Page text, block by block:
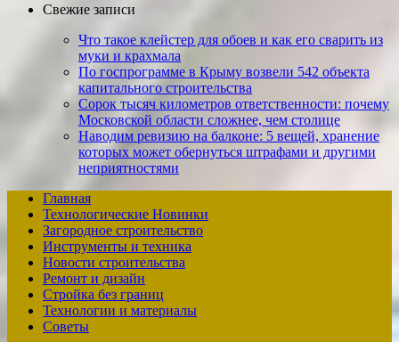
Свежие записи
Что такое клейстер для обоев и как его сварить из
муки и крахмала
По госпрограмме в Крыму возвели 542 объекта
капитального строительства
Сорок тысяч километров ответственности: почему
Московской области сложнее, чем столице
Наводим ревизию на балконе: 5 вещей, хранение
которых может обернуться штрафами и другими
неприятностями
Главная
Технологические Новинки
Загородное строительство
Инструменты и техника
Новости строительства
Ремонт и дизайн
Стройка без границ
Технологии и материалы
Советы